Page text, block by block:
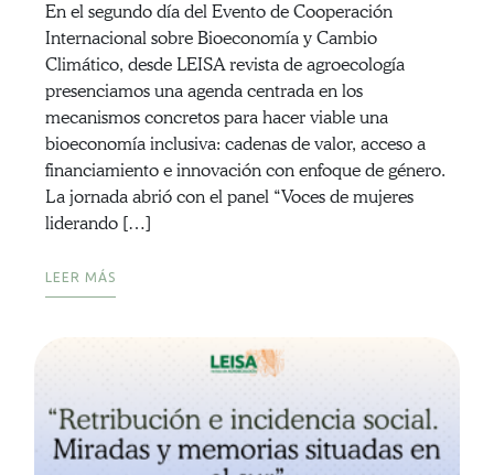
En el segundo día del Evento de Cooperación
Internacional sobre Bioeconomía y Cambio
Climático, desde LEISA revista de agroecología
presenciamos una agenda centrada en los
mecanismos concretos para hacer viable una
bioeconomía inclusiva: cadenas de valor, acceso a
financiamiento e innovación con enfoque de género.
La jornada abrió con el panel “Voces de mujeres
liderando […]
LEER MÁS